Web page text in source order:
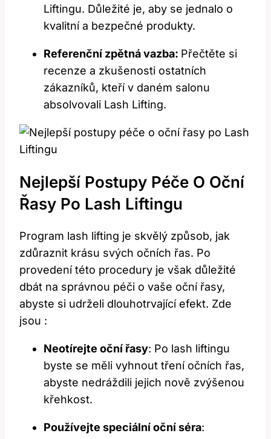
Liftingu.‍ Důležité ‌je, aby se jednalo o
‍kvalitní a bezpečné produkty.
Referenční zpětná vazba: Přečtěte si
recenze a zkušenosti​ ostatních
zákazníků, kteří v daném salonu
absolvovali Lash Lifting.
Nejlepší Postupy Péče O​ Oční
Řasy Po⁣ Lash Liftingu
Program‌ lash lifting je skvělý⁣ způsob, jak
zdůraznit ​krásu svých očních⁣ řas. Po
provedení této procedury je však důležité
dbát na správnou péči o ⁤vaše oční řasy,
abyste si‍ udrželi dlouhotrvající efekt. Zde
jsou ‌:
Neotírejte oční řasy: Po lash liftingu
byste se měli vyhnout tření očních řas,
abyste nedráždili jejich nově ‌zvýšenou
křehkost.
Používejte speciální oční séra: